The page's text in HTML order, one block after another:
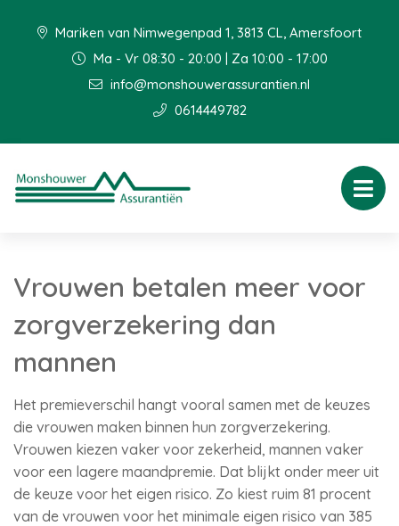
Mariken van Nimwegenpad 1, 3813 CL, Amersfoort
Ma - Vr 08:30 - 20:00 | Za 10:00 - 17:00
info@monshouwerassurantien.nl
0614449782
Vrouwen betalen meer voor
zorgverzekering dan
mannen
Het premieverschil hangt vooral samen met de keuzes
die vrouwen maken binnen hun zorgverzekering.
Vrouwen kiezen vaker voor zekerheid, mannen vaker
voor een lagere maandpremie. Dat blijkt onder meer uit
de keuze voor het eigen risico. Zo kiest ruim 81 procent
van de vrouwen voor het minimale eigen risico van 385